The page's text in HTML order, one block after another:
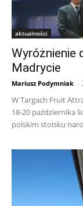
aktualności
Wyróżnienie
Madrycie
Mariusz Podymniak -
W Targach Fruit
18-20 października
polskim stoisku